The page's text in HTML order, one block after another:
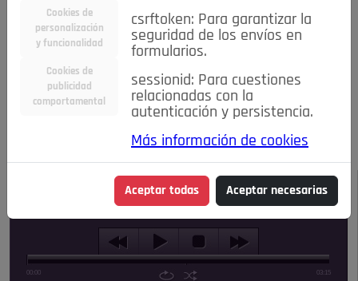
Todas las noticias..
#TePrestoMisOjos Caridad
Ciencia&Tecnología
Economía
Entretenimiento
Estilo de Vida
Internacional
Madrid Opinión IN
Pozuelo de Alarcón
Salud 🔴 En Directo
NOTICIAS
Escucha el audio de esta noticia:
00:00 03:15
Cookies de
personalización
y funcionalidad
Cookies de
publicidad
comportamental
csrftoken: Para garantizar la
seguridad de los envíos en
formularios.
sessionid: Para cuestiones
relacionadas con la
autenticación y persistencia.
Más información de cookies
Aceptar todas Aceptar necesarias